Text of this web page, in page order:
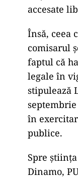
accesate
Însă, ceea
comisarul
faptul că
legale în
stipulează
în
publice.
Spre
Dinamo,